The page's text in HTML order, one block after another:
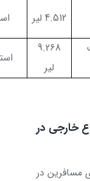
4.512 لیر
9.268
لیر
خارجی در
مسافرین در